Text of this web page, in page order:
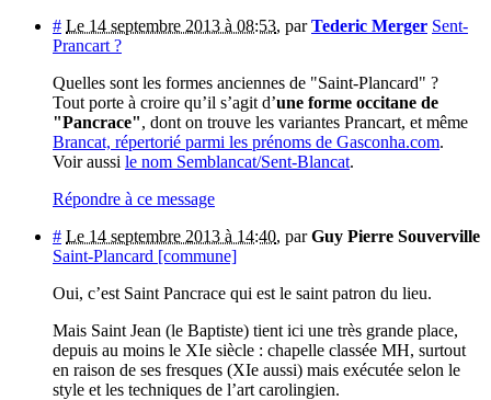
# Le 14 septembre 2013 à 08:53, parTederic Merger Sent-
Prancart ?
Quelles sont les formes anciennes de "Saint-Plancard" ?
Tout porte à croire qu’il s’agit d’une forme occitane de
"Pancrace", dont on trouve les variantes Prancart, et même
Brancat, répertorié parmi les prénoms de Gasconha.com.
Voir aussi le nom Semblancat/Sent-Blancat.
Répondre à ce message
# Le 14 septembre 2013 à 14:40, parGuy Pierre Souverville
Saint-Plancard [commune]
Oui, c’est Saint Pancrace qui est le saint patron du lieu.
Mais Saint Jean (le Baptiste) tient ici une très grande place,
depuis au moins le XIe siècle : chapelle classée MH, surtout
en raison de ses fresques (XIe aussi) mais exécutée selon le
style et les techniques de l’art carolingien.